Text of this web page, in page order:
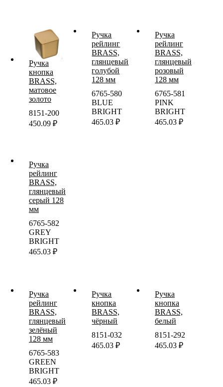
Ручка
кнопка
BRASS,
матовое
золото
8151-200
450.09 ₽
Ручка
рейлинг
BRASS,
глянцевый
голубой
128 мм
6765-580
BLUE
BRIGHT
465.03₽
Ручка
рейлинг
BRASS,
глянцевый
розовый
128 мм
6765-581
PINK
BRIGHT
465.03 ₽
Ручка
рейлинг
BRASS,
глянцевый
серый 128
мм
6765-582
GREY
BRIGHT
465.03 ₽
Ручка
рейлинг
BRASS,
глянцевый
зелёный
128 мм
6765-583
GREEN
BRIGHT
465.03 ₽
Ручка
кнопка
BRASS,
чёрный
8151-032
465.03₽
Ручка
кнопка
BRASS,
белый
8151-292
465.03 ₽